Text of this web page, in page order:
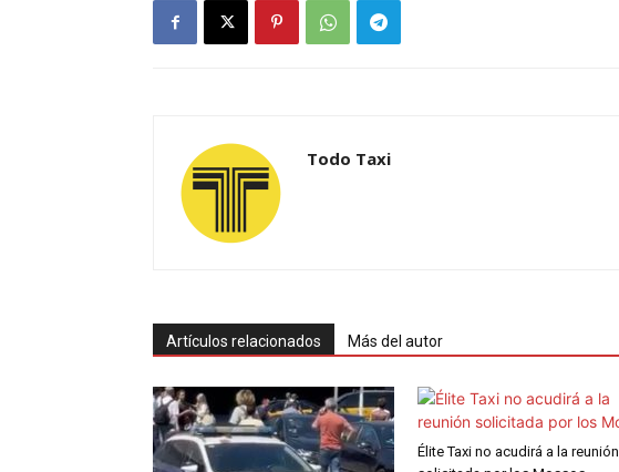
Todo Taxi
Artículos relacionados Más del autor
Élite Taxi no acudirá a la reunión